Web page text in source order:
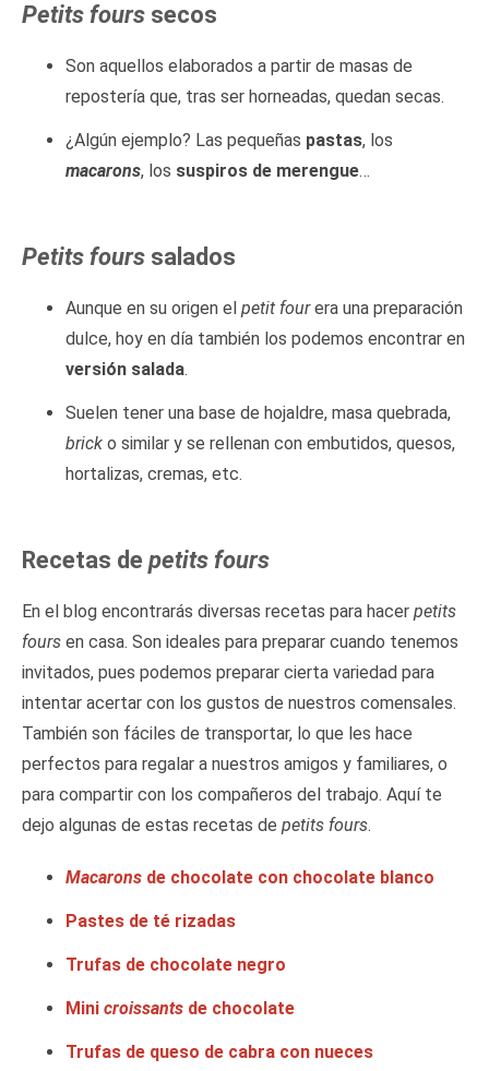
Petits fours secos
Son aquellos elaborados a partir de masas de
repostería que, tras ser horneadas, quedan secas.
¿Algún ejemplo? Las pequeñas pastas, los
macarons, los suspiros de merengue…
Petits fours salados
Aunque en su origen el petit fourera una preparación
dulce, hoy en día también los podemos encontrar en
versión salada.
Suelen tener una base de hojaldre, masa quebrada,
brick o similar y se rellenan con embutidos, quesos,
hortalizas, cremas, etc.
Recetas de petits fours
En el blog encontrarás diversas recetas para hacer petits
fours en casa. Son ideales para preparar cuando tenemos
invitados, pues podemos preparar cierta variedad para
intentar acertar con los gustos de nuestros comensales.
También son fáciles de transportar, lo que les hace
perfectos para regalar a nuestros amigos y familiares, o
para compartir con los compañeros del trabajo. Aquí te
dejo algunas de estas recetas de petits fours.
Macarons de chocolate con chocolate blanco
Pastes de té rizadas
Trufas de chocolate negro
Mini croissants de chocolate
Trufas de queso de cabra con nueces